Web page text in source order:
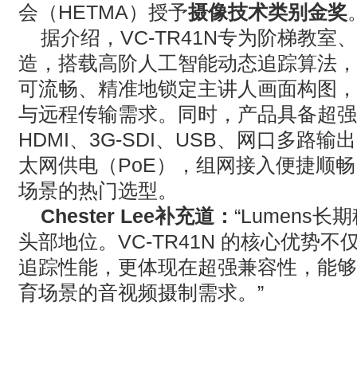
会（ HETMA）授予摄像技术类别金奖
据介绍， VC-TR41N专为阶梯教室
造，搭载高阶人工智能动态追踪算法
可流畅、精准地锁定主讲人画面构图
与远程传输需求。同时，产品具备超
HDMI、 3G-SDI、 USB、网口多路输
太网供电（ PoE），组网接入便捷顺
场景的热门选型。
Chester Lee补充道： “Lumens长期
头部地位。 VC-TR41N 的核心优势不
追踪性能，更体现在超强兼容性，能
育场景的音视频摄制需求。”